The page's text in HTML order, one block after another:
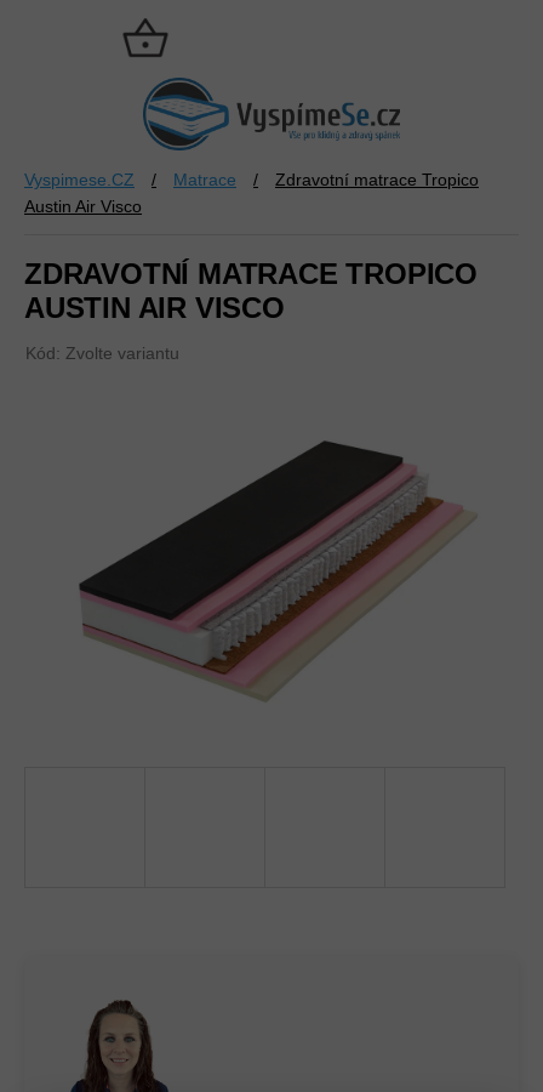
NÁKUPNÍ
KOŠÍK
Vyspimese.CZ / Matrace /
Zdravotní matrace Tropico
Austin Air Visco
ZDRAVOTNÍ MATRACE TROPICO
AUSTIN AIR VISCO
Kód: Zvolte variantu